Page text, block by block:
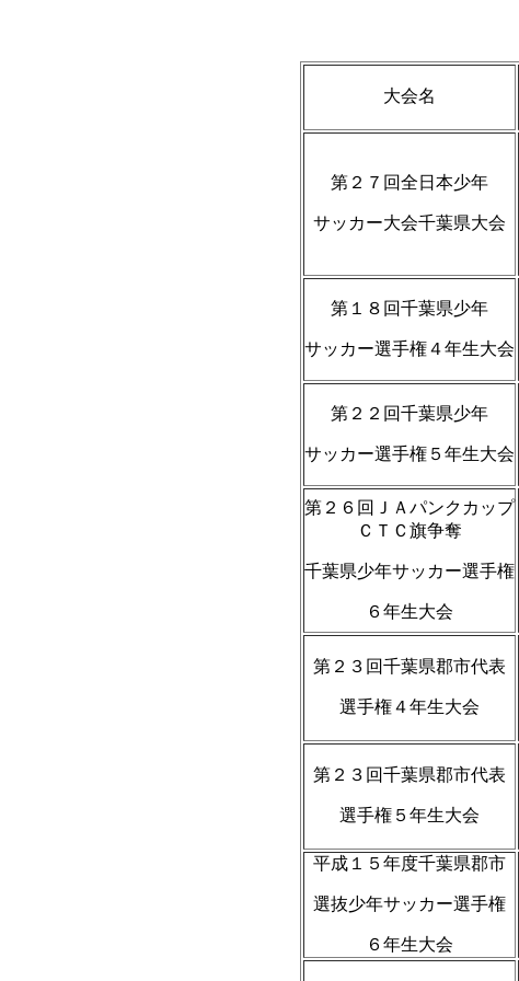
大会名
第２７回全日本少年
サッカー大会千葉県大会
第１８回千葉県少年
サッカー選手権４年生大会
第２２回千葉県少年
サッカー選手権５年生大会
第２６回ＪＡパンクカップ
ＣＴＣ旗争奪
千葉県少年サッカー選手権
６年生大会
第２３回千葉県郡市代表
選手権４年生大会
第２３回千葉県郡市代表
選手権５年生大会
平成１５年度千葉県郡市
選抜少年サッカー選手権
６年生大会